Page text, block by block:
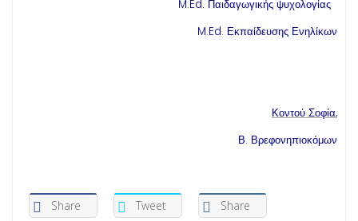
M.Ed. Παιδαγωγικής ψυχολογίας
M.Ed. Εκπαίδευσης Ενηλίκων
Κοντού Σοφία,
Β. Βρεφονηπιοκόμων
Share Tweet Share